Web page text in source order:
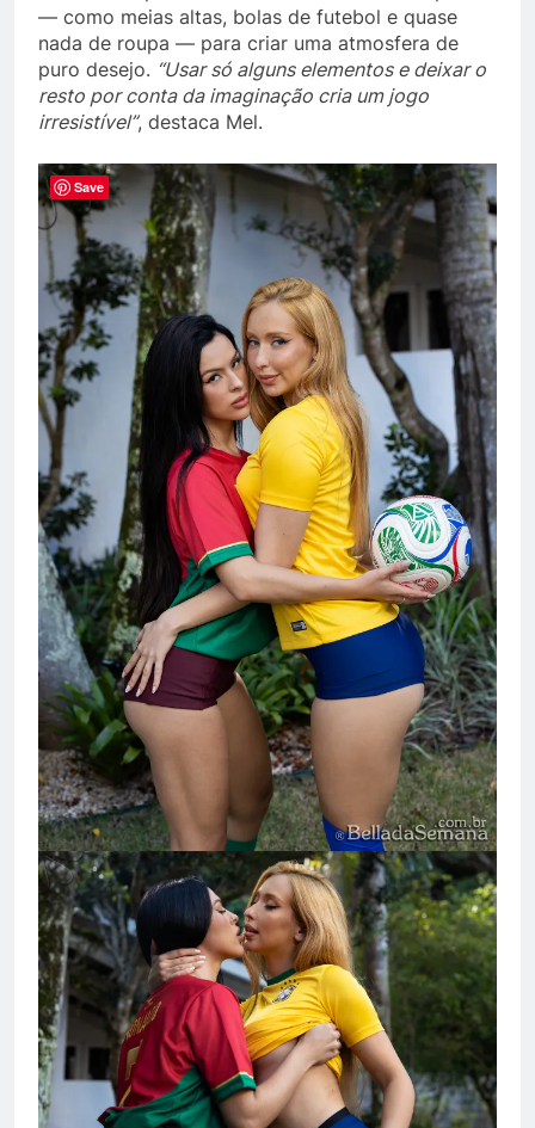
— como meias altas, bolas de futebol e quase
nada de roupa — para criar uma atmosfera de
puro desejo. “Usar só alguns elementos e deixar o
resto por conta da imaginação cria um jogo
irresistível”, destaca Mel.
Save